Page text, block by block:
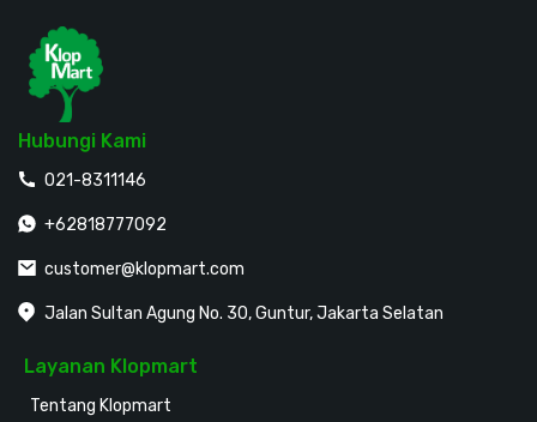
Hubungi Kami
021-8311146
+62818777092
customer@klopmart.com
Jalan Sultan Agung No. 30, Guntur, Jakarta Selatan
Layanan Klopmart
Tentang Klopmart